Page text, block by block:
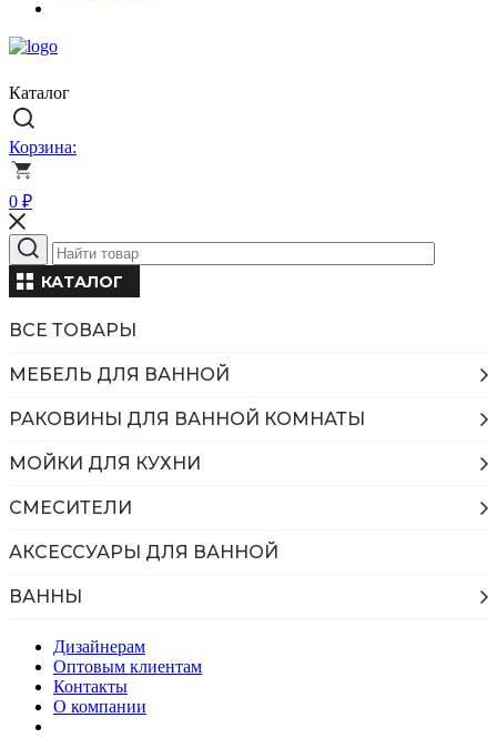
Каталог
Корзина:
0 ₽
КАТАЛОГ
ВСЕ ТОВАРЫ
МЕБЕЛЬ ДЛЯ ВАННОЙ
РАКОВИНЫ ДЛЯ ВАННОЙ КОМНАТЫ
МОЙКИ ДЛЯ КУХНИ
СМЕСИТЕЛИ
АКСЕССУАРЫ ДЛЯ ВАННОЙ
ВАННЫ
Дизайнерам
Оптовым клиентам
Контакты
О компании